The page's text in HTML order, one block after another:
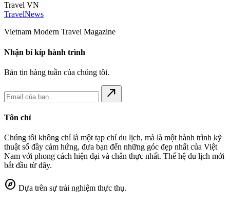
Travel VN
TravelNews
Vietnam Modern Travel Magazine
Nhận bí kíp hành trình
Bản tin hàng tuần của chúng tôi.
north_east
Tôn chỉ
Chúng tôi không chỉ là một tạp chí du lịch, mà là một hành trình kỹ
thuật số đầy cảm hứng, đưa bạn đến những góc đẹp nhất của Việt
Nam với phong cách hiện đại và chân thực nhất. Thế hệ du lịch mới
bắt đầu từ đây.
explore Dựa trên sự trải nghiệm thực thụ.